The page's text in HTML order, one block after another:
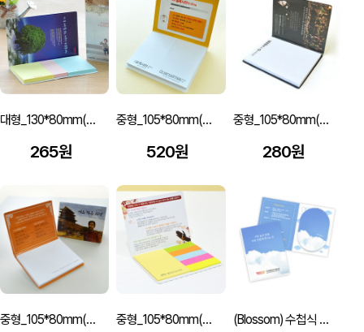
대형_130*80mm(50매)3쪽
265원
중형_105*80mm(30매)2쪽
520원
중형_105*80mm(20매)
280원
중형_105*80mm(20매) 중형_105*80mm(20매)6쪽_형광지 (Blossom) 수첩식 모양형 점착메모지 컬러인쇄 (52x72mm) 1P